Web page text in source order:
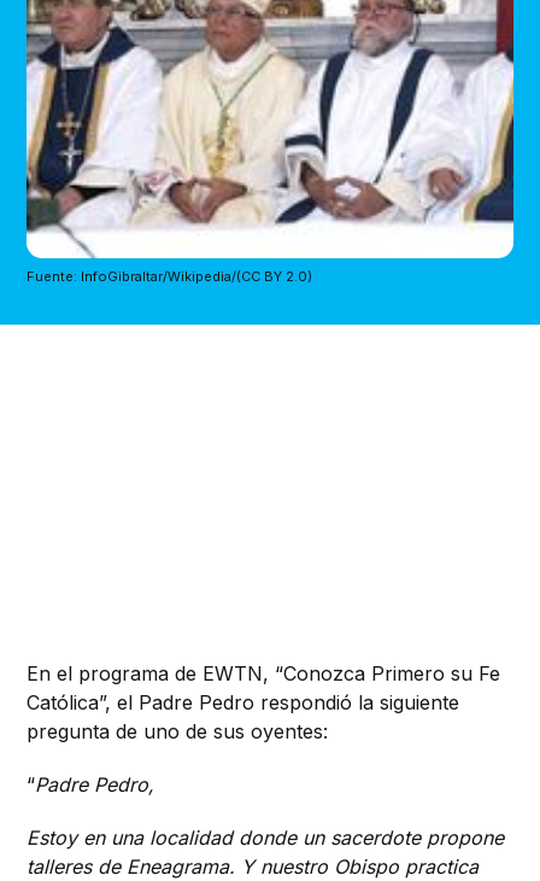
Fuente: InfoGibraltar/Wikipedia/(CC BY 2.0)
En el programa de EWTN, “Conozca Primero su Fe
Católica”, el Padre Pedro respondió la siguiente
pregunta de uno de sus oyentes:
“Padre Pedro,
Estoy en una localidad donde un sacerdote propone
talleres de Eneagrama. Y nuestro Obispo practica